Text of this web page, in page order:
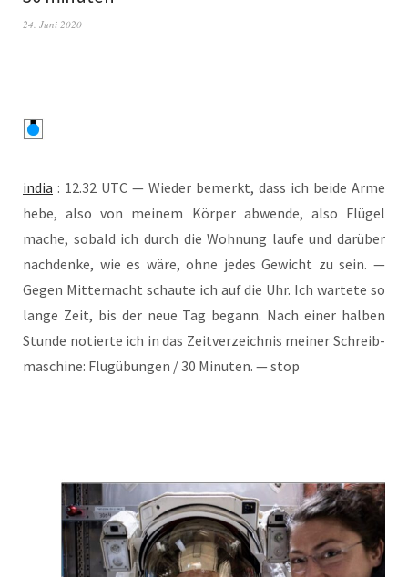
24. Juni 2020
india : 12.32 UTC — Wie­der bemerkt, dass ich bei­de Arme
hebe, also von mei­nem Kör­per abwen­de, also Flü­gel
mache, sobald ich durch die Woh­nung lau­fe und dar­über
nach­den­ke, wie es wäre, ohne jedes Gewicht zu sein. —
Gegen Mit­ter­nacht schau­te ich auf die Uhr. Ich war­te­te so
lan­ge Zeit, bis der neue Tag begann. Nach einer hal­ben
Stun­de notier­te ich in das Zeit­ver­zeich­nis mei­ner Schreib­
ma­schi­ne: Flug­übun­gen / 30 Minu­ten. — stop